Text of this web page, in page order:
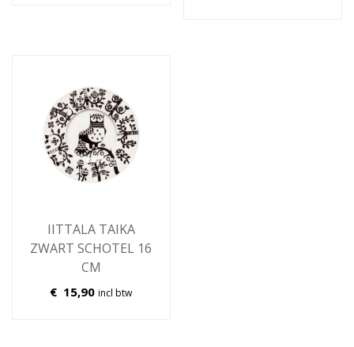
IITTALA TAIKA
ZWART SCHOTEL 16
CM
€ 15,90 incl btw